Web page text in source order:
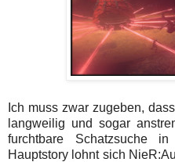
Ich muss zwar zugeben,
langweilig und sogar
furchtbare Schatzsuche
Hauptstory lohnt sich